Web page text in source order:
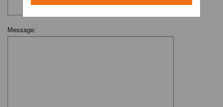
Message: